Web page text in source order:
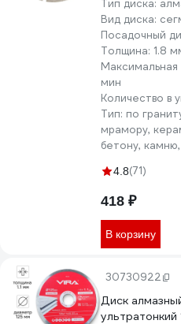
Тип диска:
Вид диска:
Посадочный
Толщина: 1.8
Максимальная
мин
Количество в
Тип: по
мрамору,
бетону,
4.8(71)
418 ₽
В корзину
30730922
Диск